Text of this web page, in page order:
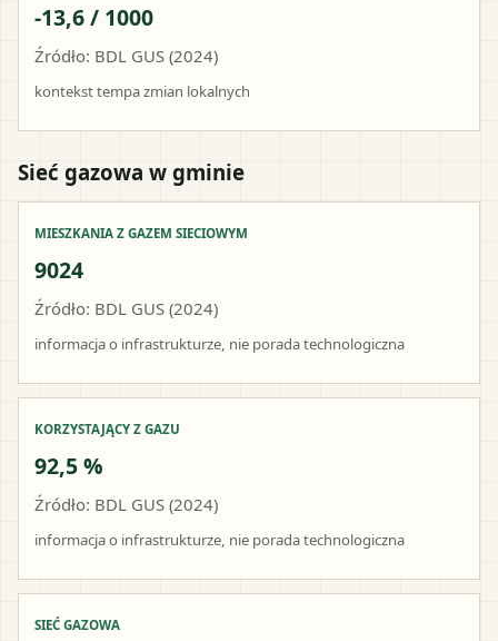
-13,6 / 1000
Źródło: BDL GUS (2024)
kontekst tempa zmian lokalnych
Sieć gazowa w gminie
MIESZKANIA Z GAZEM SIECIOWYM
9024
Źródło: BDL GUS (2024)
informacja o infrastrukturze, nie porada technologiczna
KORZYSTAJĄCY Z GAZU
92,5 %
Źródło: BDL GUS (2024)
informacja o infrastrukturze, nie porada technologiczna
SIEĆ GAZOWA